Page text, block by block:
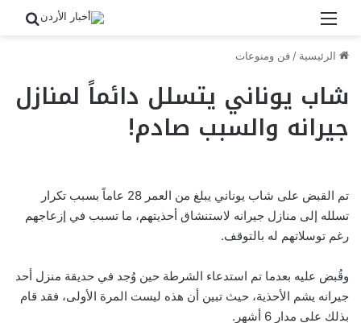
القائمة
الرئيسية / فن ومنوعات
شاب يوناني يتسلل دائماً لمنازل
جيرانه والسبب صادم!
تم القبض على شاب يوناني يبلغ من العمر 28 عاماً بسبب تكرار
تسلله إلى منازل جيرانه لاستنشاق أحذيتهم، ما تسبب في إزعاجهم
رغم توسلاتهم له بالتوقف.
وقُبض عليه بعدما تم استدعاء الشرطة حين وُجد في حديقة منزل أحد
جيرانه يشم الأحذية، حيث تبين أن هذه ليست المرة الأولى، فقد قام
بذلك على مدار 6 أشهر.